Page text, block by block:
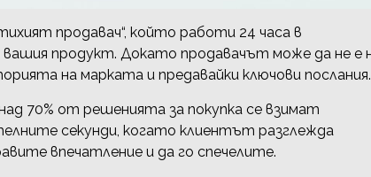
продавач“, който работи 24 часа в
продукт. Докато продавачът може да не е
на марката и предавайки ключови послания.
70% от решенията за покупка се взимат
секунди, когато клиентът разглежда
впечатление и да го спечелите.